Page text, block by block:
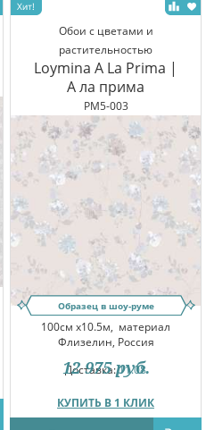
Обои с цветами и
растительностью
Loymina A La Prima |
А ла прима
PM5-003
Образец в шоу-руме
100см x10.5м, материал
Флизелин, Россия
Доставка:11.08
КУПИТЬ В 1 КЛИК
12 975 руб.